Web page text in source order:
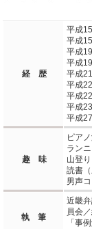
経 歴
平成
平成
平成
平成
平成
平成
平成
平成
平成
趣 味
ピア
ラン
山登り
読書（
男声
執 筆
近畿
員会
「事